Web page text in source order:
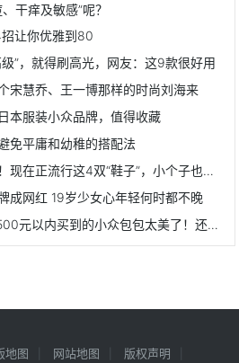
干痒及敏感”呢？
让你优雅到80
”，就得刷高光，网友：这9款很好用
宋慧乔、王一博那样的时尚刘海来
本服装小众品牌，值得收藏
免平庸和幼稚的搭配法
在正流行这4双“鞋子”，小个子也能穿
成网红 19岁少女心年轻何时都不晚
以内买到的小众包包太美了！还不撞包
地图 网站地图 版权声明